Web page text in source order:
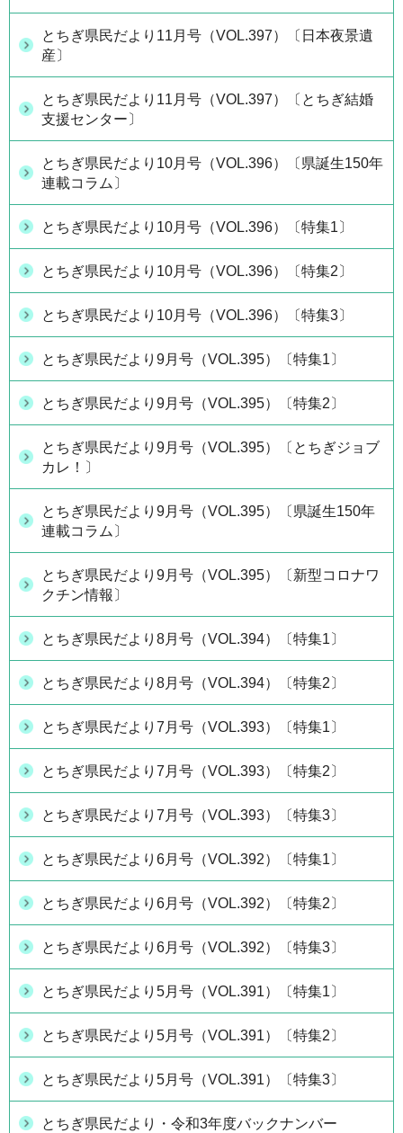
とちぎ県民だより11月号（VOL.397）〔日本夜景遺
産〕
とちぎ県民だより11月号（VOL.397）〔とちぎ結婚
支援センター〕
とちぎ県民だより10月号（VOL.396）〔県誕生150年
連載コラム〕
とちぎ県民だより10月号（VOL.396）〔特集1〕
とちぎ県民だより10月号（VOL.396）〔特集2〕
とちぎ県民だより10月号（VOL.396）〔特集3〕
とちぎ県民だより9月号（VOL.395）〔特集1〕
とちぎ県民だより9月号（VOL.395）〔特集2〕
とちぎ県民だより9月号（VOL.395）〔とちぎジョブ
カレ！〕
とちぎ県民だより9月号（VOL.395）〔県誕生150年
連載コラム〕
とちぎ県民だより9月号（VOL.395）〔新型コロナワ
クチン情報〕
とちぎ県民だより8月号（VOL.394）〔特集1〕
とちぎ県民だより8月号（VOL.394）〔特集2〕
とちぎ県民だより7月号（VOL.393）〔特集1〕
とちぎ県民だより7月号（VOL.393）〔特集2〕
とちぎ県民だより7月号（VOL.393）〔特集3〕
とちぎ県民だより6月号（VOL.392）〔特集1〕
とちぎ県民だより6月号（VOL.392）〔特集2〕
とちぎ県民だより6月号（VOL.392）〔特集3〕
とちぎ県民だより5月号（VOL.391）〔特集1〕
とちぎ県民だより5月号（VOL.391）〔特集2〕
とちぎ県民だより5月号（VOL.391）〔特集3〕
とちぎ県民だより・令和3年度バックナンバー